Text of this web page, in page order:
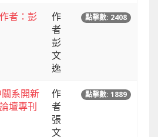
者：彭
作
者
彭
文
逸
點擊數: 2408
系開新
壇專刊
作
者
張
文
點擊數: 1889